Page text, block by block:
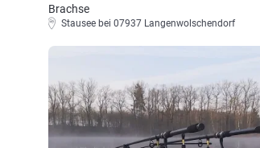
Brachse
Stausee bei 07937 Langenwolschendorf